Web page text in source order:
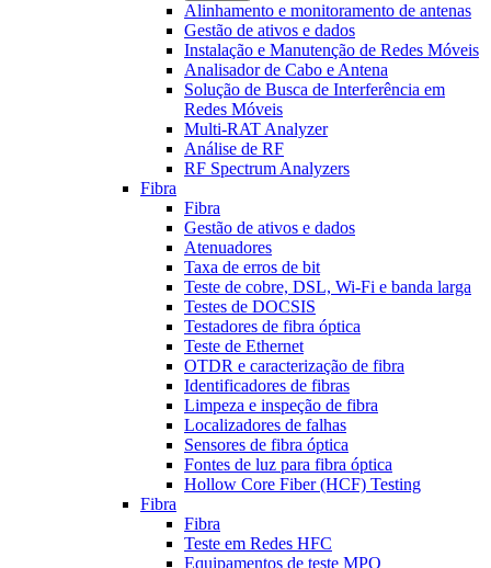
Alinhamento e monitoramento de antenas
Gestão de ativos e dados
Instalação e Manutenção de Redes Móveis
Analisador de Cabo e Antena
Solução de Busca de Interferência em
Redes Móveis
Multi-RAT Analyzer
Análise de RF
RF Spectrum Analyzers
Fibra
Fibra
Gestão de ativos e dados
Atenuadores
Taxa de erros de bit
Teste de cobre, DSL, Wi-Fi e banda larga
Testes de DOCSIS
Testadores de fibra óptica
Teste de Ethernet
OTDR e caracterização de fibra
Identificadores de fibras
Limpeza e inspeção de fibra
Localizadores de falhas
Sensores de fibra óptica
Fontes de luz para fibra óptica
Hollow Core Fiber (HCF) Testing
Fibra
Fibra
Teste em Redes HFC
Equipamentos de teste MPO